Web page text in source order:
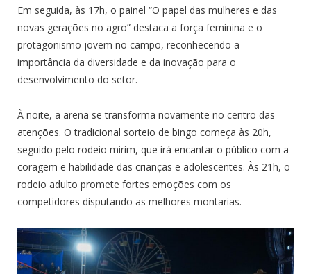
Em seguida, às 17h, o painel “O papel das mulheres e das
novas gerações no agro” destaca a força feminina e o
protagonismo jovem no campo, reconhecendo a
importância da diversidade e da inovação para o
desenvolvimento do setor.
À noite, a arena se transforma novamente no centro das
atenções. O tradicional sorteio de bingo começa às 20h,
seguido pelo rodeio mirim, que irá encantar o público com a
coragem e habilidade das crianças e adolescentes. Às 21h, o
rodeio adulto promete fortes emoções com os
competidores disputando as melhores montarias.